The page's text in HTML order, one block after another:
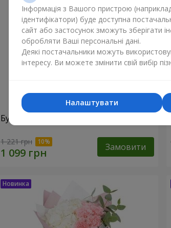
Букет "Біла гортензія"
1 221 грн Замовити
Інформація з Вашого пристрою
ідентифікатори) буде доступна
сайт або застосунок зможуть зберігати
обробляти Ваші персональні дані.
Деякі постачальники можуть
інтересу. Ви можете змінити свій вибір
Налаштувати